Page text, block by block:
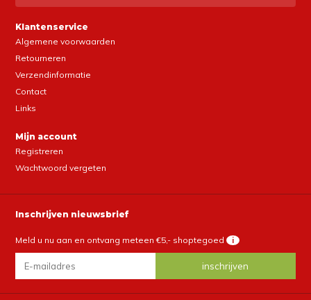
Klantenservice
Algemene voorwaarden
Retourneren
Verzendinformatie
Contact
Links
Mijn account
Registreren
Wachtwoord vergeten
Inschrijven nieuwsbrief
Meld u nu aan en ontvang meteen €5,- shoptegoed i